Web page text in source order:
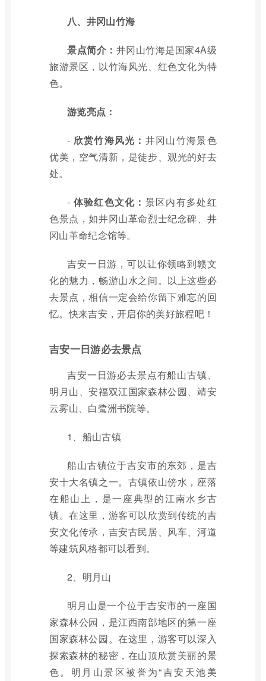
八、井冈山竹海
景点简介： 井冈山竹海是国家4A级
旅游景区，以竹海风光、红色文化为特
色。
游览亮点：
- 欣赏竹海风光： 井冈山竹海景色
优美，空气清新，是徒步、观光的好去
处。
- 体验红色文化： 景区内有多处红
色景点，如井冈山革命烈士纪念碑、井
冈山革命纪念馆等。
吉安一日游，可以让你领略到赣文
化的魅力，畅游山水之间。以上这些必
去景点，相信一定会给你留下难忘的回
忆。快来吉安，开启你的美好旅程吧！
吉安一日游必去景点
吉安一日游必去景点有船山古镇、
明月山、安福双江国家森林公园、靖安
云雾山、白鹭洲书院等。
1、船山古镇
船山古镇位于吉安市的东郊，是吉
安十大名镇之一。古镇依山傍水，座落
在船山上，是一座典型的江南水乡古
镇。在这里，游客可以欣赏到传统的吉
安文化传承，吉安古民居、风车、河道
等建筑风格都可以看到。
2、明月山
明月山是一个位于吉安市的一座国
家森林公园，是江西南部地区的第一座
国家森林公园。在这里，游客可以深入
探索森林的秘密，在山顶欣赏美丽的景
色。明月山景区被誉为“吉安天池美